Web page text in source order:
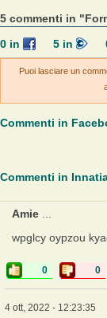
5 commenti in
0in 5in
Puoi lasciare un
Commenti in
Commenti in
Amie
wpglcy oypzou
0 0
4 ott, 2022 - 12:23:35